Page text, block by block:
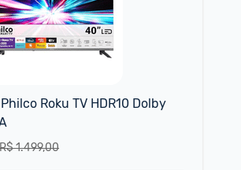
Roku TV HDR10 Dolby
R$ 1.499,00